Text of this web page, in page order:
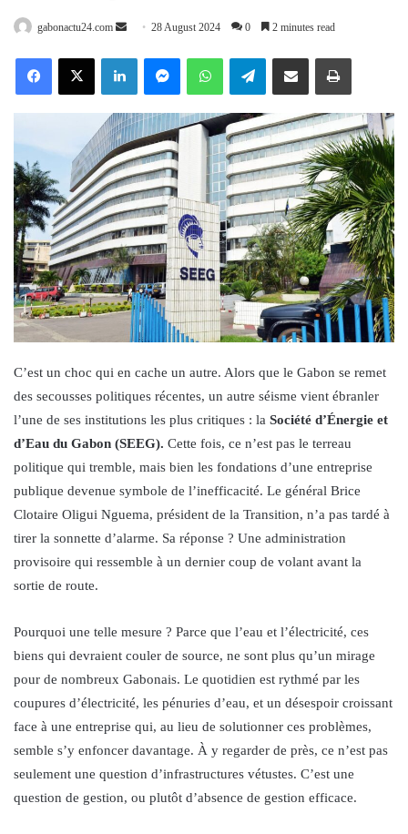
gabonactu24.com
Send 28 August 2024 0 2 minutes read
FacebookX LinkedInMessengerWhatsAppTelegramShare via Email Print
C’est un choc qui en cache un autre. Alors que le Gabon se remet
des secousses politiques récentes, un autre séisme vient ébranler
l’une de ses institutions les plus critiques : la Société d’Énergie et
d’Eau du Gabon (SEEG). Cette fois, ce n’est pas le terreau
politique qui tremble, mais bien les fondations d’une entreprise
publique devenue symbole de l’inefficacité. Le général Brice
Clotaire Oligui Nguema, président de la Transition, n’a pas tardé à
tirer la sonnette d’alarme. Sa réponse ? Une administration
provisoire qui ressemble à un dernier coup de volant avant la
sortie de route.
Pourquoi une telle mesure ? Parce que l’eau et l’électricité, ces
biens qui devraient couler de source, ne sont plus qu’un mirage
pour de nombreux Gabonais. Le quotidien est rythmé par les
coupures d’électricité, les pénuries d’eau, et un désespoir croissant
face à une entreprise qui, au lieu de solutionner ces problèmes,
semble s’y enfoncer davantage. À y regarder de près, ce n’est pas
seulement une question d’infrastructures vétustes. C’est une
question de gestion, ou plutôt d’absence de gestion efficace.